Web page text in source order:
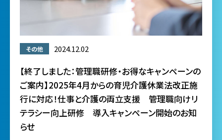
その他 2024.12.02
【終了しました：管理職研修・お得なキャンペーンの
ご案内】2025年4月からの育児介護休業法改正施
行に対応！仕事と介護の両立支援 管理職向けリ
テラシー向上研修 導入キャンペーン開始のお知
らせ